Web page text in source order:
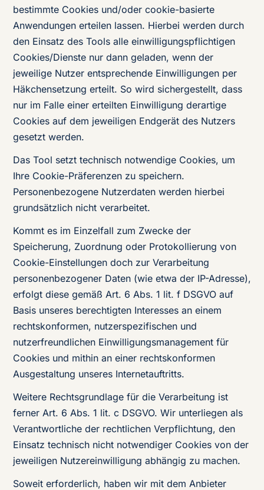
bestimmte Cookies und/oder cookie-basierte
Anwendungen erteilen lassen. Hierbei werden durch
den Einsatz des Tools alle einwilligungspflichtigen
Cookies/Dienste nur dann geladen, wenn der
jeweilige Nutzer entsprechende Einwilligungen per
Häkchensetzung erteilt. So wird sichergestellt, dass
nur im Falle einer erteilten Einwilligung derartige
Cookies auf dem jeweiligen Endgerät des Nutzers
gesetzt werden.
Das Tool setzt technisch notwendige Cookies, um
Ihre Cookie-Präferenzen zu speichern.
Personenbezogene Nutzerdaten werden hierbei
grundsätzlich nicht verarbeitet.
Kommt es im Einzelfall zum Zwecke der
Speicherung, Zuordnung oder Protokollierung von
Cookie-Einstellungen doch zur Verarbeitung
personenbezogener Daten (wie etwa der IP-Adresse),
erfolgt diese gemäß Art. 6 Abs. 1 lit. f DSGVO auf
Basis unseres berechtigten Interesses an einem
rechtskonformen, nutzerspezifischen und
nutzerfreundlichen Einwilligungsmanagement für
Cookies und mithin an einer rechtskonformen
Ausgestaltung unseres Internetauftritts.
Weitere Rechtsgrundlage für die Verarbeitung ist
ferner Art. 6 Abs. 1 lit. c DSGVO. Wir unterliegen als
Verantwortliche der rechtlichen Verpflichtung, den
Einsatz technisch nicht notwendiger Cookies von der
jeweiligen Nutzereinwilligung abhängig zu machen.
Soweit erforderlich, haben wir mit dem Anbieter